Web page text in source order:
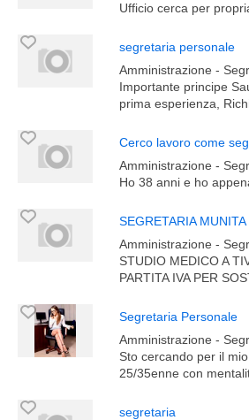
Ufficio cerca per
segretaria personale
Amministrazione -
Importante principe
prima esperienza,
Cerco lavoro come
Amministrazione -
Ho 38 anni e ho
SEGRETARIA
Amministrazione -
STUDIO MEDICO A
PARTITA IVA PER
Segretaria Personale
Amministrazione -
Sto cercando per il
25/35enne con
segretaria